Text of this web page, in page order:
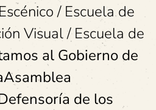
/ Escuela de
Visual / Escuela de
al Gobierno de
de los